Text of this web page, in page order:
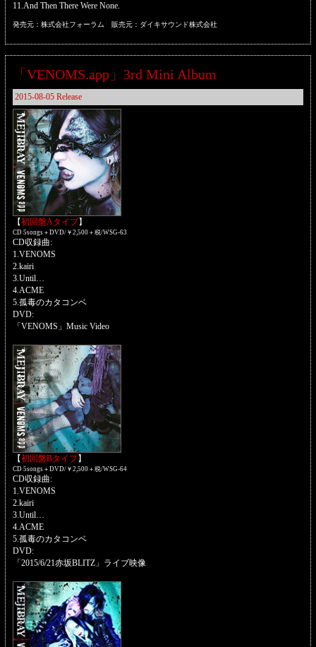
11.And Then There Were None.
発売元：株式会社フォーラム 販売元：ダイキサウンド株式会社
「VENOMS.app」3rd Mini Album
2015-08-05 Release
【初回盤Aタイプ】
CD 5songs＋DVD/￥2,500＋税/WSG-63
CD収録曲:
1.VENOMS
2.kairi
3.Until…
4.ACME
5.孤毒のカタコンベ
DVD:
「VENOMS」Music Video
【初回盤Bタイプ】
CD 5songs＋DVD/￥2,500＋税/WSG-64
CD収録曲:
1.VENOMS
2.kairi
3.Until…
4.ACME
5.孤毒のカタコンベ
DVD:
「2015/6/21赤坂BLITZ」ライブ映像